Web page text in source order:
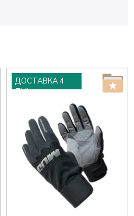
ДОСТАВКА 4
ДНІ